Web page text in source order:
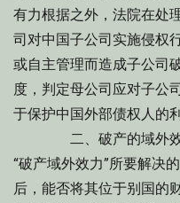
有力根据之外，法院在处
司对中国子公司实施侵权
或自主管理而造成子公司
度，判定母公司应对子公
于保护中国外部债权人的利
二、破产的域外效
“破产域外效力”所要解决
后，能否将其位于别国的